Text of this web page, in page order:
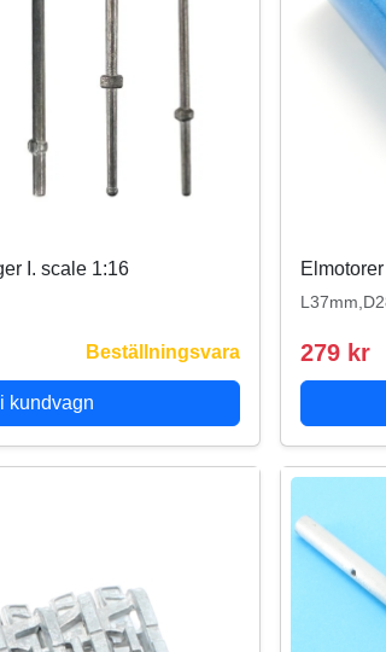
I. scale 1:16
Beställningsvara
kundvagn
279 kr